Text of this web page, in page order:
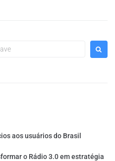
aos usuários do Brasil
o Rádio 3.0 em estratégia